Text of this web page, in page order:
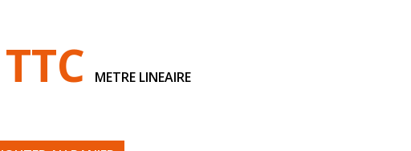
TTC METRE LINEAIRE